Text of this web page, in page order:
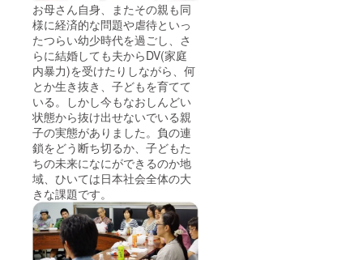
お母さん自身、またその親も同
様に経済的な問題や虐待といっ
たつらい幼少時代を過ごし、さ
らに結婚しても夫からDV(家庭
内暴力)を受けたりしながら、何
とか生き抜き、子どもを育てて
いる。しかし今もなおしんどい
状態から抜け出せないでいる親
子の実態がありました。負の連
鎖をどう断ち切るか、子どもた
ちの未来になにができるのか地
域、ひいては日本社会全体の大
きな課題です。